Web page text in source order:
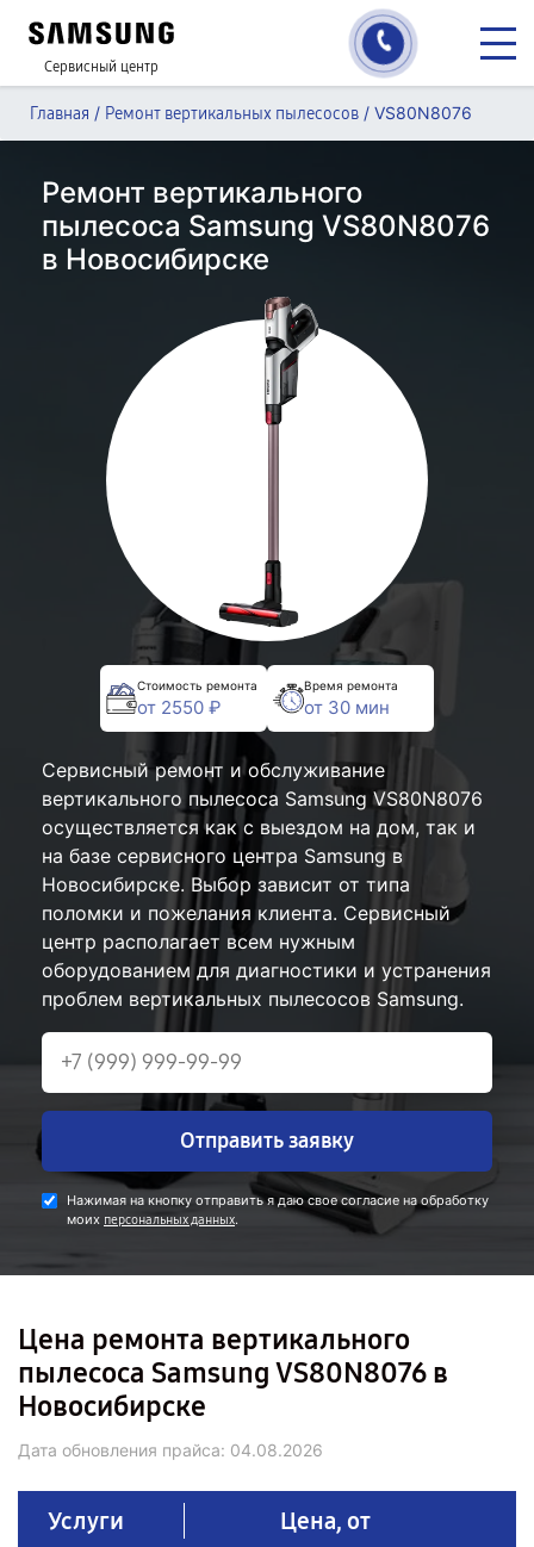
Сервисный центр
Главная / Ремонт вертикальных пылесосов / VS80N8076
Ремонт вертикального
пылесоса Samsung VS80N8076
в Новосибирске
Стоимость ремонта
от 2550 ₽
Время ремонта
от 30 мин
Сервисный ремонт и обслуживание
вертикального пылесоса Samsung VS80N8076
осуществляется как с выездом на дом, так и
на базе сервисного центра Samsung в
Новосибирске. Выбор зависит от типа
поломки и пожелания клиента. Сервисный
центр располагает всем нужным
оборудованием для диагностики и устранения
проблем вертикальных пылесосов Samsung.
Отправить заявку
Нажимая на кнопку отправить я даю свое согласие на обработку
моих персональных данных.
Цена ремонта вертикального
пылесоса Samsung VS80N8076 в
Новосибирске
Дата обновления прайса: 04.08.2026
Услуги Цена, от